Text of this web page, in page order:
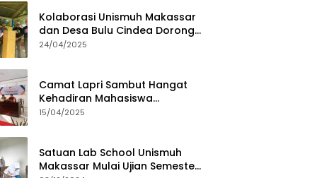
Kolaborasi Unismuh Makassar
dan Desa Bulu Cindea Dorong
Sentra Garam Industri
24/04/2025
Camat Lapri Sambut Hangat
Kehadiran Mahasiswa
PoltekMu
15/04/2025
Satuan Lab School Unismuh
Makassar Mulai Ujian Semester,